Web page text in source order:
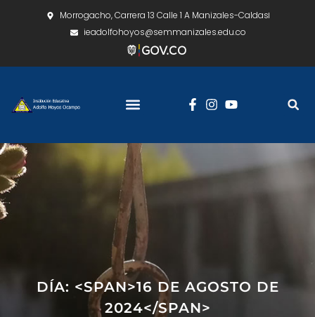
Morrogacho, Carrera 13 Calle 1 A Manizales-Caldas
ieadolfohoyos@semmanizales.edu.co
DÍA: <SPAN>16 DE AGOSTO DE
2024</SPAN>